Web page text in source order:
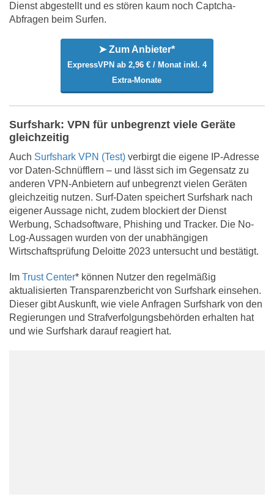
Dienst abgestellt und es stören kaum noch Captcha-
Abfragen beim Surfen.
➤ Zum Anbieter*
ExpressVPN ab 2,96 € / Monat inkl. 4
Extra-Monate
Surfshark: VPN für unbegrenzt viele Geräte
gleichzeitig
Auch Surfshark VPN (Test) verbirgt die eigene IP-Adresse
vor Daten-Schnüfflern – und lässt sich im Gegensatz zu
anderen VPN-Anbietern auf unbegrenzt vielen Geräten
gleichzeitig nutzen. Surf-Daten speichert Surfshark nach
eigener Aussage nicht, zudem blockiert der Dienst
Werbung, Schadsoftware, Phishing und Tracker. Die No-
Log-Aussagen wurden von der unabhängigen
Wirtschaftsprüfung Deloitte 2023 untersucht und bestätigt.
Im Trust Center* können Nutzer den regelmäßig
aktualisierten Transparenzbericht von Surfshark einsehen.
Dieser gibt Auskunft, wie viele Anfragen Surfshark von den
Regierungen und Strafverfolgungsbehörden erhalten hat
und wie Surfshark darauf reagiert hat.